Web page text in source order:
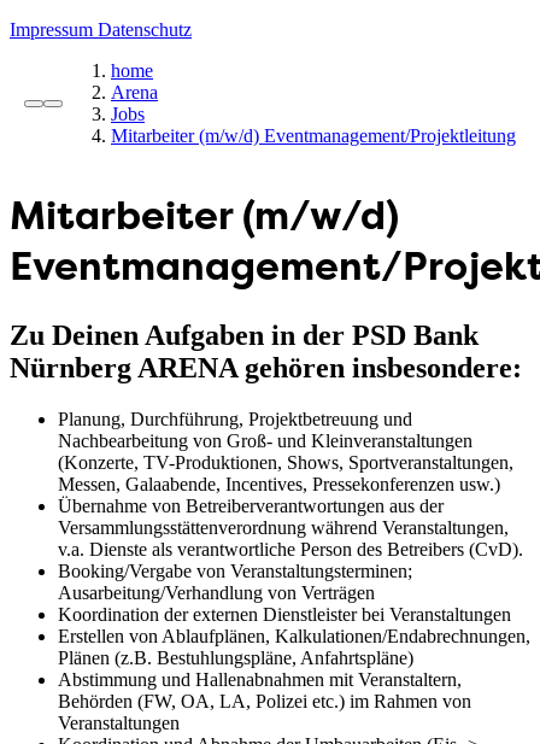
Impressum Datenschutz
home
Arena
Jobs
Mitarbeiter (m/w/d) Eventmanagement/Projektleitung
Mitarbeiter (m/w/d)
Eventmanagement/
Zu Deinen Aufgaben in der PSD Bank
Nürnberg ARENA gehören insbesondere:
Planung, Durchführung, Projektbetreuung und
Nachbearbeitung von Groß- und Kleinveranstaltungen
(Konzerte, TV-Produktionen, Shows, Sportveranstaltungen,
Messen, Galaabende, Incentives, Pressekonferenzen usw.)
Übernahme von Betreiberverantwortungen aus der
Versammlungsstättenverordnung während Veranstaltungen,
v.a. Dienste als verantwortliche Person des Betreibers (CvD).
Booking/Vergabe von Veranstaltungsterminen;
Ausarbeitung/Verhandlung von Verträgen
Koordination der externen Dienstleister bei Veranstaltungen
Erstellen von Ablaufplänen, Kalkulationen/Endabrechnungen,
Plänen (z.B. Bestuhlungspläne, Anfahrtspläne)
Abstimmung und Hallenabnahmen mit Veranstaltern,
Behörden (FW, OA, LA, Polizei etc.) im Rahmen von
Veranstaltungen